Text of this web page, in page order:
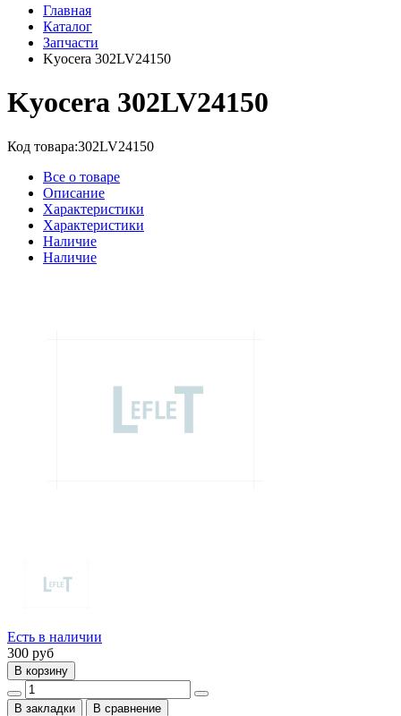
Главная
Каталог
Запчасти
Kyocera 302LV24150
Kyocera 302LV24150
Код товара:302LV24150
Все о товаре
Описание
Характеристики
Характеристики
Наличие
Наличие
Есть в наличии
300 руб
В корзину
В закладки В сравнение